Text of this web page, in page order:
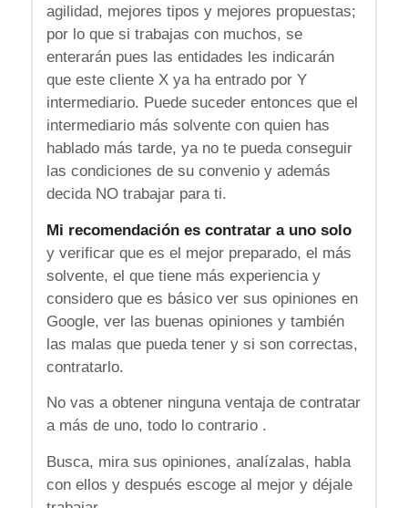
agilidad, mejores tipos y mejores propuestas;
por lo que si trabajas con muchos, se
enterarán pues las entidades les indicarán
que este cliente X ya ha entrado por Y
intermediario. Puede suceder entonces que el
intermediario más solvente con quien has
hablado más tarde, ya no te pueda conseguir
las condiciones de su convenio y además
decida NO trabajar para ti.
Mi recomendación es contratar a uno solo
y verificar que es el mejor preparado, el más
solvente, el que tiene más experiencia y
considero que es básico ver sus opiniones en
Google, ver las buenas opiniones y también
las malas que pueda tener y si son correctas,
contratarlo.
No vas a obtener ninguna ventaja de contratar
a más de uno, todo lo contrario .
Busca, mira sus opiniones, analízalas, habla
con ellos y después escoge al mejor y déjale